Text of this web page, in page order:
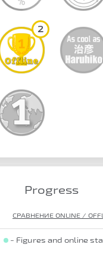
2
Progress
СРАВНЕНИЕ ONLINE /
- Figures and online